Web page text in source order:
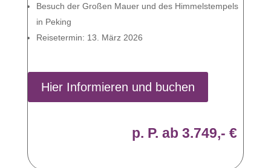
Besuch der Großen Mauer und des Himmelstempels
in Peking
Reisetermin: 13. März 2026
Hier Informieren und buchen
p. P. ab 3.749,- €